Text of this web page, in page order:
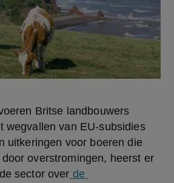
Britse landbouwers
wegvallen van EU-subsidies
uitkeringen voor boeren die
overstromingen, heerst er
sector over de